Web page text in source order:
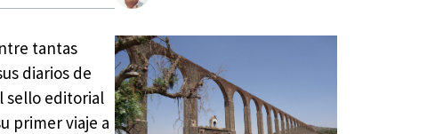
tantas
diarios de
sello editorial
primer viaje a